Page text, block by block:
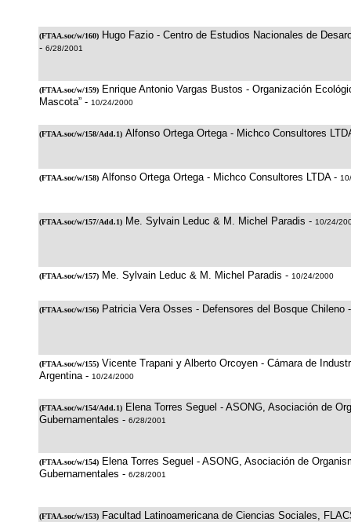
(FTAA.soc/w/160) Hugo Fazio - Centro de Estudios Nacionales de
- 6/28/2001
(FTAA.soc/w/159) Enrique Antonio Vargas Bustos - Organización
Mascota” - 10/24/2000
(FTAA.soc/w/158/Add.1) Alfonso Ortega Ortega - Michco Consultores
(FTAA.soc/w/158) Alfonso Ortega Ortega - Michco Consultores LTDA -
(FTAA.soc/w/157/Add.1) Me. Sylvain Leduc & M. Michel Paradis - 10/24/
(FTAA.soc/w/157) Me. Sylvain Leduc & M. Michel Paradis - 10/24/2000
(FTAA.soc/w/156) Patricia Vera Osses - Defensores del Bosque Chileno
(FTAA.soc/w/155) Vicente Trapani y Alberto Orcoyen - Cámara de
Argentina - 10/24/2000
(FTAA.soc/w/154/Add.1) Elena Torres Seguel - ASONG, Asociación de
Gubernamentales - 6/28/2001
(FTAA.soc/w/154) Elena Torres Seguel - ASONG, Asociación de
Gubernamentales - 6/28/2001
(FTAA.soc/w/153) Facultad Latinoamericana de Ciencias Sociales,